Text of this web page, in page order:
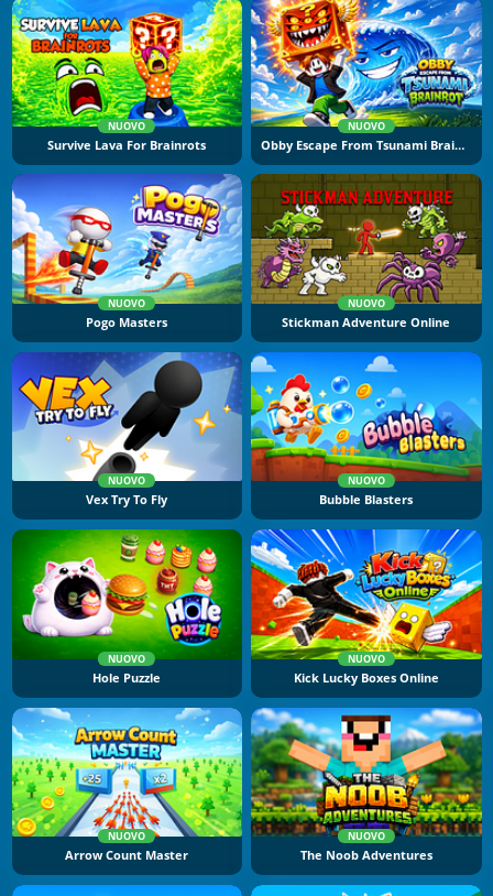
NUOVO
Survive Lava For Brainrots
NUOVO
Obby Escape From Tsunami Brainrot
NUOVO
Pogo Masters
NUOVO
Stickman Adventure Online
NUOVO
Vex Try To Fly
NUOVO
Bubble Blasters
NUOVO
Hole Puzzle
NUOVO
Kick Lucky Boxes Online
NUOVO
Arrow Count Master
NUOVO
The Noob Adventures